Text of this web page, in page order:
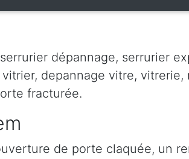
dépannage, serrurier
depannage vitre, vitrerie,
fracturée.
de porte claquée, un